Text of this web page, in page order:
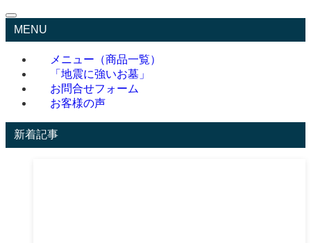
MENU
メニュー（商品一覧）
「地震に強いお墓」
お問合せフォーム
お客様の声
新着記事